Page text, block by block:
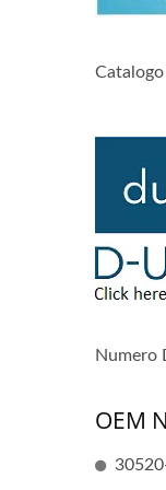
Numero
OEM